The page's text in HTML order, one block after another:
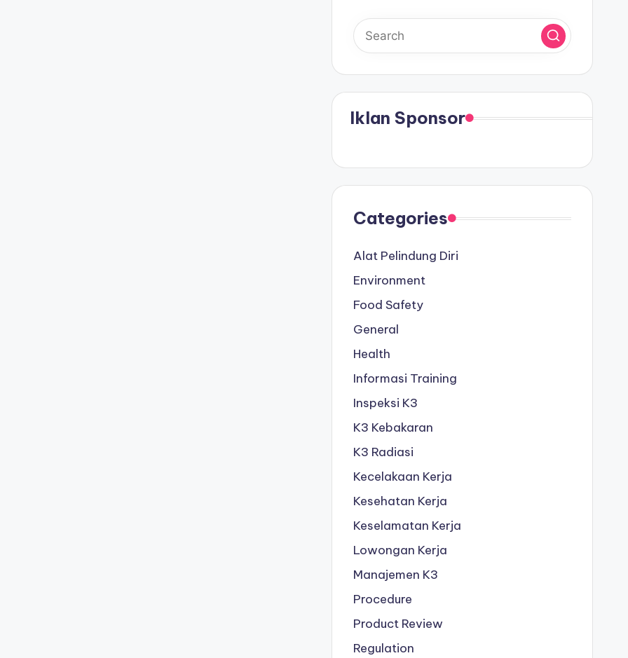
Iklan Sponsor
Categories
Alat Pelindung Diri
Environment
Food Safety
General
Health
Informasi Training
Inspeksi K3
K3 Kebakaran
K3 Radiasi
Kecelakaan Kerja
Kesehatan Kerja
Keselamatan Kerja
Lowongan Kerja
Manajemen K3
Procedure
Product Review
Regulation